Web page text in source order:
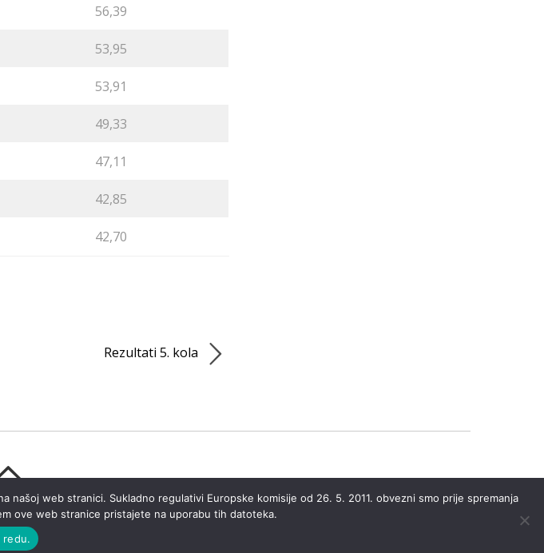
56,39
53,95
53,91
49,33
47,11
42,85
42,70
Rezultati 5. kola
Dotka
web stranici. Sukladno regulativi Europske komisije od 26. 5. 2011. obvezni smo prije spremanja
ove web stranice pristajete na uporabu tih datoteka.
redu.